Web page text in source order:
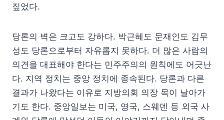
짚었다.
당론의 벽은 크고도 강하다. 박근혜도 문재인도 김무
성도 당론으로부터 자유롭지 못하다. 더 많은 사람의
의견을 대표해야 한다는 민주주의의 원칙에도 어긋난
다. 지역 정치는 중앙 정치에 종속된다. 당론과 다른
결과가 나왔다는 이유로 지방의회 의장 목이 날아가
기도 한다. 중앙일보는 미국, 영국, 스웨덴 등 외국 사